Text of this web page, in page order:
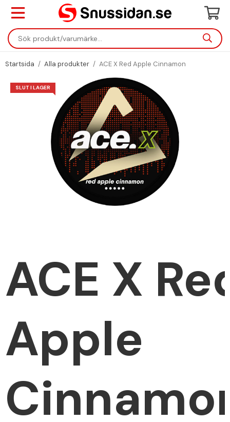
Startsida / Alla produkter / ACE X Red Apple Cinnamon
SLUT I LAGER
ACE X
Apple